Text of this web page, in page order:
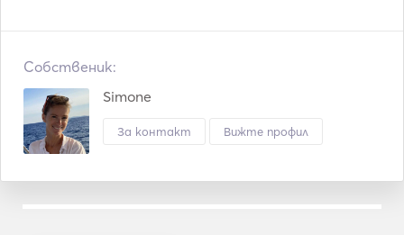
sunset.
Собственик:
Simone
За контакт Вижте профил